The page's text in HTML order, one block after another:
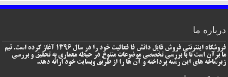
درباره ما
فروشگاه اینترنتی فروش فایل دانش فا فعالیت خود را در سال 1396 آغاز کرده است. تیم
ما برآن است تا با بررسی تخصصی موضوعات متنوع در حیطه معماری به تحقیق و بررسی
زیرشاخه های این رشته پرداخته و آن ها را از طریق وبسایت خود ارائه دهد.